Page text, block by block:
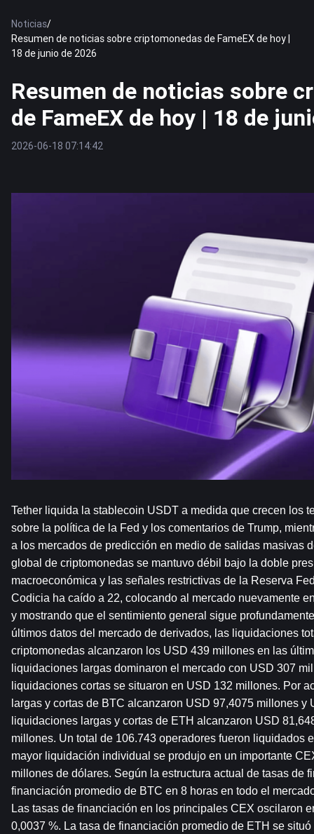
Noticias/
Resumen de noticias sobre criptomonedas de FameEX de hoy |
18 de junio de 2026
Resumen de noticias sobre
de FameEX de hoy | 18 de
2026-06-18 07:14:42
Tether liquida la stablecoin USDT a medida que crecen los
sobre la política de la Fed y los comentarios de Trump,
a los mercados de predicción en medio de salidas masivas
global de criptomonedas se mantuvo débil bajo la doble
macroeconómica y las señales restrictivas de la Reserva
Codicia ha caído a 22, colocando al mercado nuevamente
y mostrando que el sentimiento general sigue
últimos datos del mercado de derivados, las liquidaciones
criptomonedas alcanzaron los USD 439 millones en las
liquidaciones largas dominaron el mercado con USD 307
liquidaciones cortas se situaron en USD 132 millones. Por
largas y cortas de BTC alcanzaron USD 97,4075 millones y
liquidaciones largas y cortas de ETH alcanzaron USD
millones. Un total de 106.743 operadores fueron liquidados
mayor liquidación individual se produjo en un importante
millones de dólares. Según la estructura actual de tasas de
financiación promedio de BTC en 8 horas en todo el
Las tasas de financiación en los principales CEX oscilaron
0,0037 %. La tasa de financiación promedio de ETH se